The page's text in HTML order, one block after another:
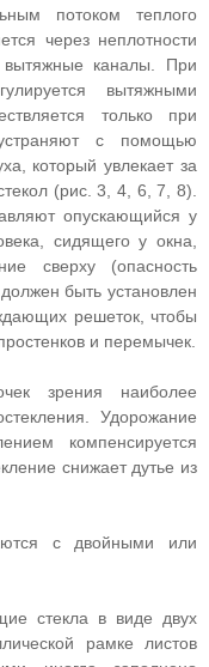
потоком теплого
через неплотности
каналы. При
вытяжными
только при
с помощью
который увлекает за
(рис. 3, 4, 6, 7, 8).
опускающийся у
сидящего у окна,
сверху (опасность
быть установлен
решеток, чтобы
и перемычек.
зрения наиболее
Удорожание
компенсируется
снижает дутье из
с двойными или
стекла в виде двух
рамке листов